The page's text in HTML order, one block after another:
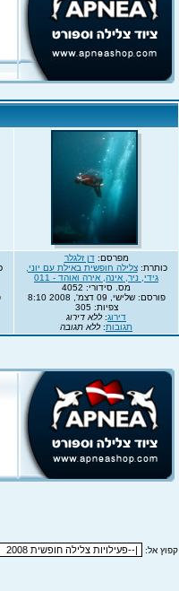
מפרסם:דן זלגלר
כותרת:צלילה חופשית באילת עם יוני,
גידי, ניר, אינה, אירה ואוהד - 011
מס. סידורי: 4052
פורסם: שלישי, 09 דצמ', 2008 8:10
צפיות: 305
דירוג:ללא דירוג
תגובות:ללא תגובה
קפוץ אל: